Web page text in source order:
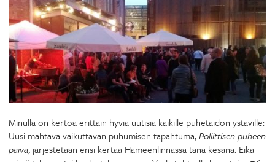
Minulla on kertoa erittäin hyviä uutisia kaikille puhetaidon ystäville:
Uusi mahtava vaikuttavan puhumisen tapahtuma,Poliittisen puheen
päivä, järjestetään ensi kertaa Hämeenlinnassa tänä kesänä. Eikä